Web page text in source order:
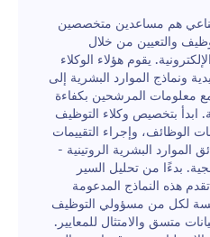
هم مساعدين متخصصين
والتعيين من خلال
يقوم هؤلاء الوكلاء
ونماذج الموارد البشرية إلى
معلومات المرشحين بكفاءة
ابدأ بتخصيص وكلاء التوظيف
الوظائف، وإجراء التقييمات
الموارد البشرية الروتينية -
بدءًا من تحليل السير
هذه النماذج المدعومة
لكل من مسؤولي التوظيف
متسق والامتثال للمعايير.